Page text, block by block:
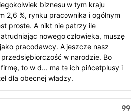
biznesu w tym kraju
2,6 %, rynku pracownika i ogólnym
proste. A nikt nie patrzy ile
nowego człowieka, muszę
pracodawcy. A jeszcze nasz
w narodzie. Bo
to w d... ma te ich pińcetplusy i
dla obecnej władzy.